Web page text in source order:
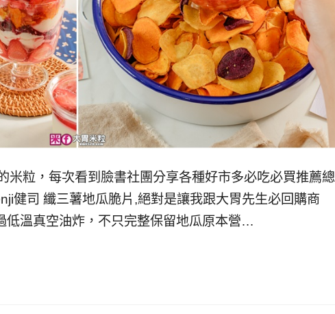
米粒，每次看到臉書社團分享各種好市多必吃必買推薦總
健司 纖三薯地瓜脆片,絕對是讓我跟大胃先生必回購商
低溫真空油炸，不只完整保留地瓜原本營…